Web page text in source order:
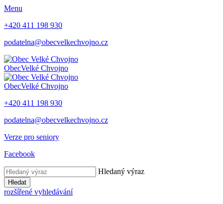
Menu
+420 411 198 930
podatelna@obecvelkechvojno.cz
ObecVelké Chvojno
ObecVelké Chvojno
+420 411 198 930
podatelna@obecvelkechvojno.cz
Verze pro seniory
Facebook
Hledaný výraz
Hledat
rozšířené vyhledávání